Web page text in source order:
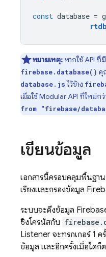
const database =
หมายเหตุ: หากใช้ API ที่
firebase.database() คุ
database.js ไว้ข้าง
เมื่อใช้ Modular API ที่ใหม่กว่
from "firebase/
เขียนข้อมูล
เอกสารนี้ครอบคลุมพื้นฐา
เรียงและกรองข้อมูล
ระบบจะดึงข้อมูล
ซิงโครนัสกับ
Listener จะทริกเกอร์ 1 ค
ข้อมูล และอีกครั้งเมื่อใด